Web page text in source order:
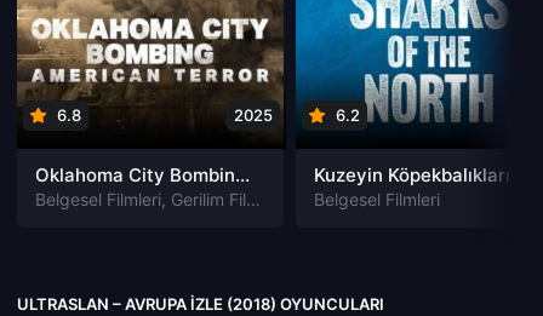
6.8 2025
Oklahoma City Bombing: American Terror izle
Belgesel Filmleri, Gerilim Filmleri
6.2
Belgesel Filmleri
ULTRASLAN – AVRUPA IZLE (2018) OYUNCULARI